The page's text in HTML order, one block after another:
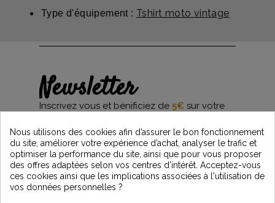
Type d'équipement : Tshirt moto vintage
Newsletter
Inscrivez vous et bénificiez de 5€ sur votre
et restez informés des dernières nouveautés
Vintage Motors
*Dès 99€ d'achat. En vous abonnant à notre newsletter, vous reconnaissez avoir pris
Nous utilisons des cookies afin d’assurer le bon fonctionnement
du site, améliorer votre expérience d’achat, analyser le trafic et
optimiser la performance du site, ainsi que pour vous proposer
des offres adaptées selon vos centres d’intérêt. Acceptez-vous
ces cookies ainsi que les implications associées à l'utilisation de
vos données personnelles ?